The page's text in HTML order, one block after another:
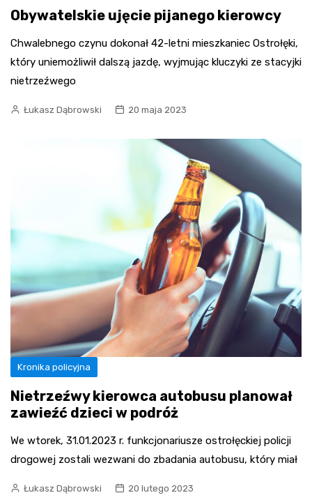
Obywatelskie ujęcie pijanego kierowcy
Chwalebnego czynu dokonał 42-letni mieszkaniec Ostrołęki,
który uniemożliwił dalszą jazdę, wyjmując kluczyki ze stacyjki
nietrzeźwego
Łukasz Dąbrowski 20 maja 2023
Kronika policyjna
Nietrzeźwy kierowca autobusu planował
zawieźć dzieci w podróż
We wtorek, 31.01.2023 r. funkcjonariusze ostrołęckiej policji
drogowej zostali wezwani do zbadania autobusu, który miał
Łukasz Dąbrowski 20 lutego 2023